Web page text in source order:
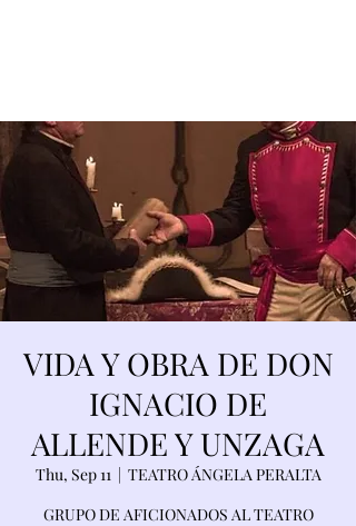
VIDA Y OBRA DE DON
IGNACIO DE
ALLENDE Y UNZAGA
Thu, Sep 11
  |
TEATRO ÁNGELA PERALTA
GRUPO DE AFICIONADOS AL TEATRO